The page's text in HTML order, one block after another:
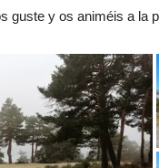
guste y os animéis a la